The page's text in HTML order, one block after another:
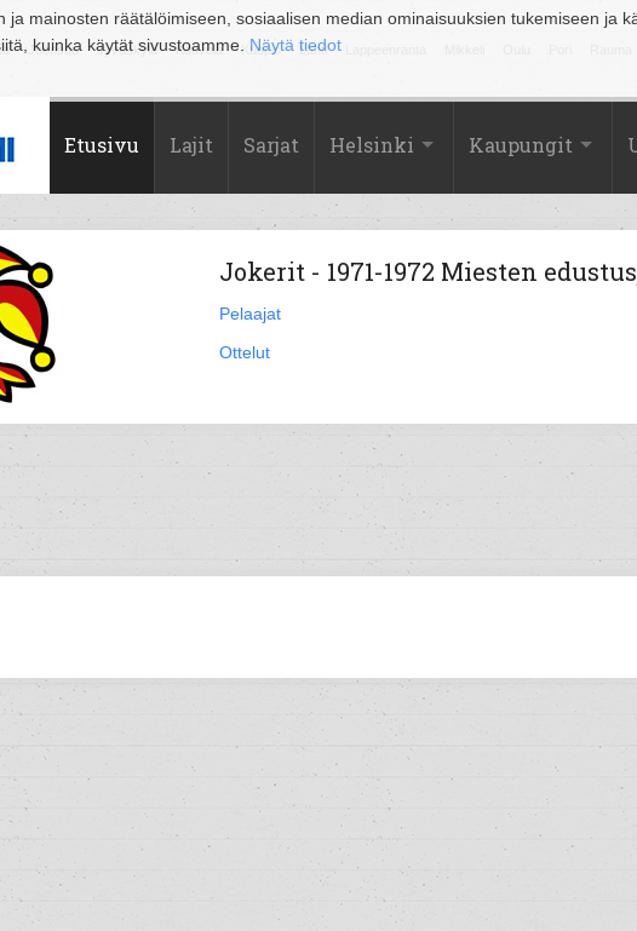
ja mainosten räätälöimiseen, sosiaalisen median ominaisuuksien tukemiseen ja
kuinka käytät sivustoamme. Näytä tiedot
Joensuu Jyväskylä Kouvola Kuopio Lahti
Etusivu Lajit Sarjat Helsinki Kaupungit
Jokerit - 1971-1972 Miesten
Pelaajat
Ottelut